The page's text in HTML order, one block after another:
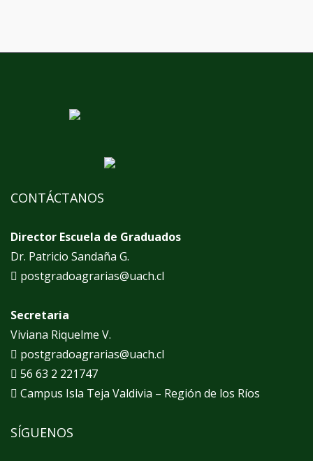
CONTÁCTANOS
Director Escuela de Graduados
Dr. Patricio Sandaña G.
postgradoagrarias@uach.cl
Secretaria
Viviana Riquelme V.
postgradoagrarias@uach.cl
56 63 2 221747
Campus Isla Teja Valdivia – Región de los Ríos
SÍGUENOS